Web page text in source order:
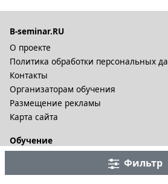
Фильтр
B-seminar.RU
О проекте
Политика обработки персональных
Контакты
Организаторам обучения
Размещение рекламы
Карта сайта
Обучение
Дистационное обучение и видеокурсы